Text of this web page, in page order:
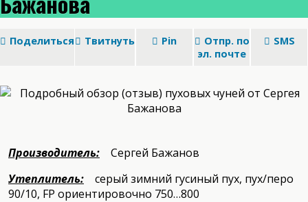
Поделиться Твитнуть Pin
Отпр. по
эл. почте
SMS
Производитель: Сергей Бажанов
Утеплитель: серый зимний гусиный пух, пух/перо
90/10, FP ориентировочно 750…800